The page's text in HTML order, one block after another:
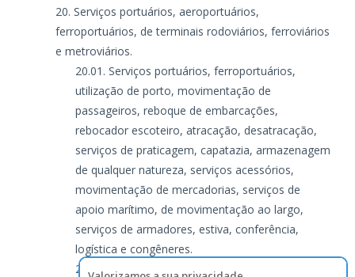
Serviços portuários, aeroportuários,
ferroportuários, de terminais rodoviários, ferroviários
e metroviários.
Serviços portuários, ferroportuários,
utilização de porto, movimentação de
passageiros, reboque de embarcações,
rebocador escoteiro, atracação, desatracação,
serviços de praticagem, capatazia, armazenagem
de qualquer natureza, serviços acessórios,
movimentação de mercadorias, serviços de
apoio marítimo, de movimentação ao largo,
serviços de armadores, estiva, conferência,
logística e congêneres.
Serviços aeroportuários, utilização de